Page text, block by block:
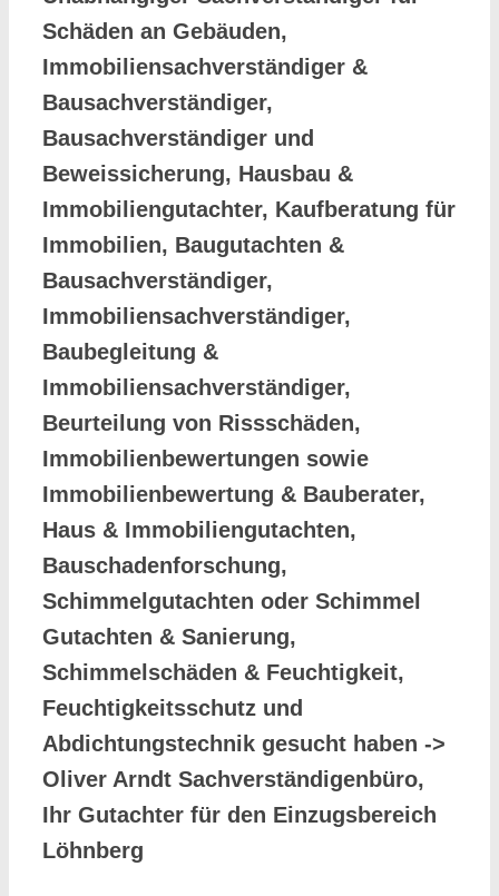
Schäden an Gebäuden,
Immobiliensachverständiger &
Bausachverständiger,
Bausachverständiger und
Beweissicherung, Hausbau &
Immobiliengutachter, Kaufberatung für
Immobilien, Baugutachten &
Bausachverständiger,
Immobiliensachverständiger,
Baubegleitung &
Immobiliensachverständiger,
Beurteilung von Rissschäden,
Immobilienbewertungen sowie
Immobilienbewertung & Bauberater,
Haus & Immobiliengutachten,
Bauschadenforschung,
Schimmelgutachten oder Schimmel
Gutachten & Sanierung,
Schimmelschäden & Feuchtigkeit,
Feuchtigkeitsschutz und
Abdichtungstechnik gesucht haben ->
Oliver Arndt Sachverständigenbüro,
Ihr Gutachter für den Einzugsbereich
Löhnberg